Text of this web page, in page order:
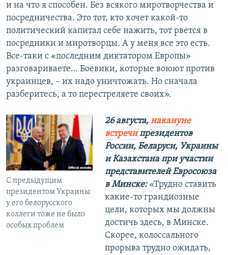
и на что я способен. Без всякого миротворчества и
посредничества. Это тот, кто хочет какой-то
политический капитал себе нажить, тот рвется в
посредники и миротворцы. А у меня все это есть.
Все-таки с «последним диктатором Европы»
разговариваете… Боевики, которые воюют против
украинцев, – их надо уничтожать. Но сначала
разберитесь, а то перестреляете своих».
С предыдущим
президентом Украины
у его белорусского
коллеги тоже не было
особых проблем
26 августа, накануне
встречипрезидентов
России, Беларуси, Украины
и Казахстана при участии
представителей Евросоюза
в Минске: «Трудно ставить
какие-то грандиозные
цели, которых мы должны
достичь здесь, в Минске.
Скорее, колоссального
прорыва трудно ожидать,